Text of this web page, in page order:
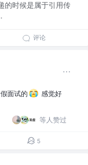
的时候是属于引用传
评论
面试的
感觉好
等人赞过
5